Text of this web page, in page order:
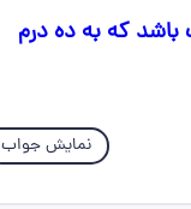
که به ده درم
نمایش جواب